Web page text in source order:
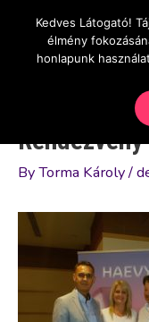
content
OnlineSeedsMan
Üzlet és szabadság
Rendezvény
ByTorma Károly/
Kedves Látogató!
élmény
honlapunk